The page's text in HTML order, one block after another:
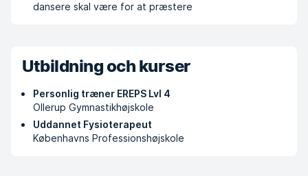
dansere skal være for at præstere
Utbildning och kurser
Personlig træner EREPS Lvl 4
Ollerup Gymnastikhøjskole
Uddannet Fysioterapeut
Københavns Professionshøjskole